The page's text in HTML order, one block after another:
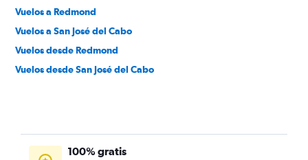
Vuelos a Redmond
Vuelos a San José del Cabo
Vuelos desde Redmond
Vuelos desde San José del Cabo
100% gratis